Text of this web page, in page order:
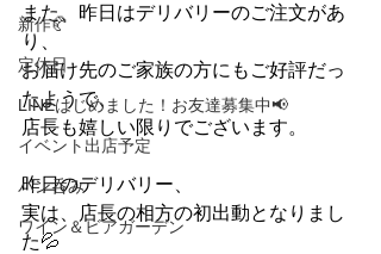
新作🥐
定休日
LINEはじめました！お友達募集中📢
イベント出店予定
パン呑み
ワイン＆ビアガーデン
また、昨日はデリバリーのご注文があ
り、
お届け先のご家族の方にもご好評だっ
たようで、
店長も嬉しい限りでございます。
昨日のデリバリー、
実は、店長の相方の初出動となりまし
た💦